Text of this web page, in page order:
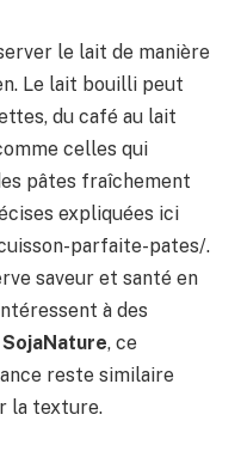
le lait de manière
Le lait bouilli peut
du café au lait
celles qui
pâtes fraîchement
expliquées ici
parfaite-pates/.
saveur et santé en
à des
SojaNature, ce
reste similaire
la texture.